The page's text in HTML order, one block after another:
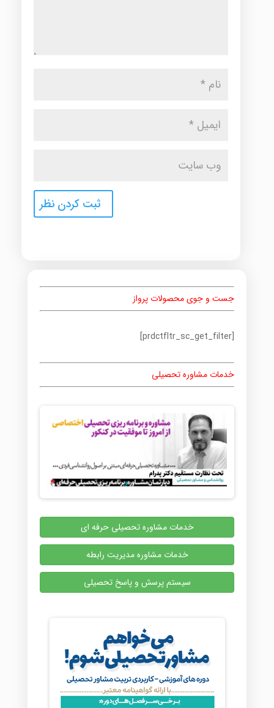
جست و جوی محصولات پرواز
[prdctfltr_sc_get_filter]
خدمات مشاوره تحصیلی
خدمات مشاوره تحصیلی حرفه ای
خدمات مشاوره مدیریت رابطه
سیستم پرسش و پاسخ تحصیلی